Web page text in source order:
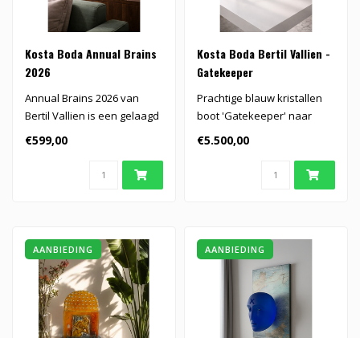
Kosta Boda Annual Brains
2026
Annual Brains 2026 van
Bertil Vallien is een gelaagd
kunstwerk waarin schilderij..
€599,00
Kosta Boda Bertil Vallien -
Gatekeeper
Prachtige blauw kristallen
boot 'Gatekeeper' naar
ontwerp van Bertil Vallien..
€5.500,00
AANBIEDING AANBIEDING